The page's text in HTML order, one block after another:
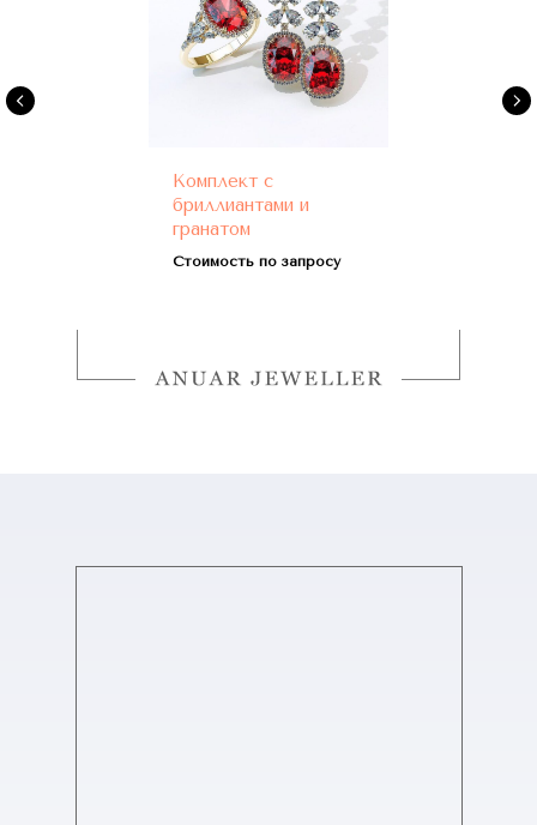
Комплект с
бриллиантами и
гранатом
Стоимость по запросу